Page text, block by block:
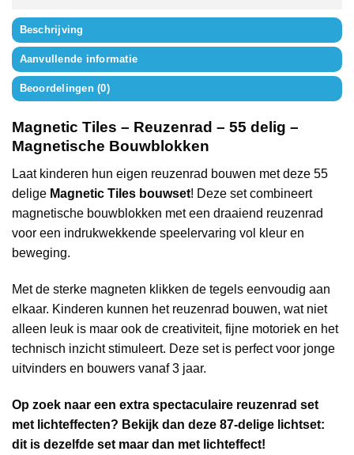
Beschrijving
Aanvullende informatie
Beoordelingen (0)
Magnetic Tiles – Reuzenrad – 55 delig –
Magnetische Bouwblokken
Laat kinderen hun eigen reuzenrad bouwen met deze 55
delige Magnetic Tiles bouwset! Deze set combineert
magnetische bouwblokken met een draaiend reuzenrad
voor een indrukwekkende speelervaring vol kleur en
beweging.
Met de sterke magneten klikken de tegels eenvoudig aan
elkaar. Kinderen kunnen het reuzenrad bouwen, wat niet
alleen leuk is maar ook de creativiteit, fijne motoriek en het
technisch inzicht stimuleert. Deze set is perfect voor jonge
uitvinders en bouwers vanaf 3 jaar.
Op zoek naar een extra spectaculaire reuzenrad set
met lichteffecten? Bekijk dan deze 87-delige lichtset:
dit is dezelfde set maar dan met lichteffect!